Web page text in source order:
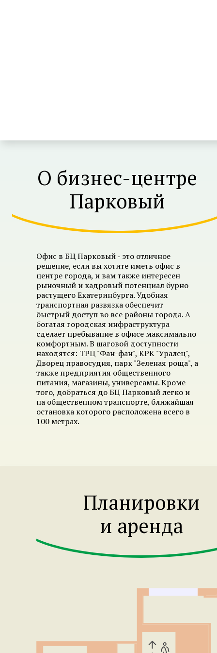
О бизнес-центре
Парковый
Офис в БЦ Парковый - это отличное
решение, если вы хотите иметь офис в
центре города, и вам также интересен
рыночный и кадровый потенциал бурно
растущего Екатеринбурга. Удобная
транспортная развязка обеспечит
быстрый доступ во все районы города. А
богатая городская инфраструктура
сделает пребывание в офисе максимально
комфортным. В шаговой доступности
находятся: ТРЦ "Фан-фан", КРК "Уралец",
Дворец правосудия, парк "Зеленая роща", а
также предприятия общественного
питания, магазины, универсамы. Кроме
того, добраться до БЦ Парковый легко и
на общественном транспорте, ближайшая
остановка которого расположена всего в
100 метрах.
Планировки
и аренда